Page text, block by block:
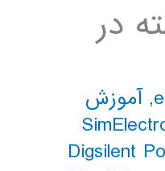
در
,آموزش
Digsilent